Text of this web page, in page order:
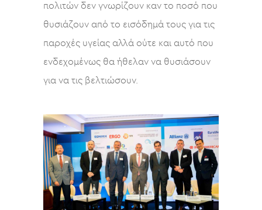
πολιτών δεν γνωρίζουν καν το ποσό που
θυσιάζουν από το εισόδημά τους για τις
παροχές υγείας αλλά ούτε και αυτό που
ενδεχομένως θα ήθελαν να θυσιάσουν
για να τις βελτιώσουν.